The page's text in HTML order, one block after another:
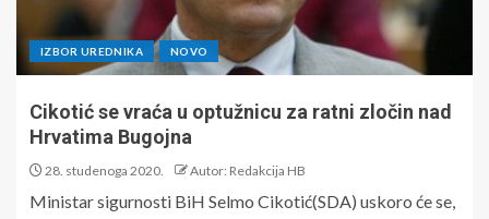
IZBOR UREDNIKA NOVO
Cikotić se vraća u optužnicu za ratni zločin nad
Hrvatima Bugojna
28. studenoga 2020. Autor: Redakcija HB
Ministar sigurnosti BiH Selmo Cikotić(SDA) uskoro će se,